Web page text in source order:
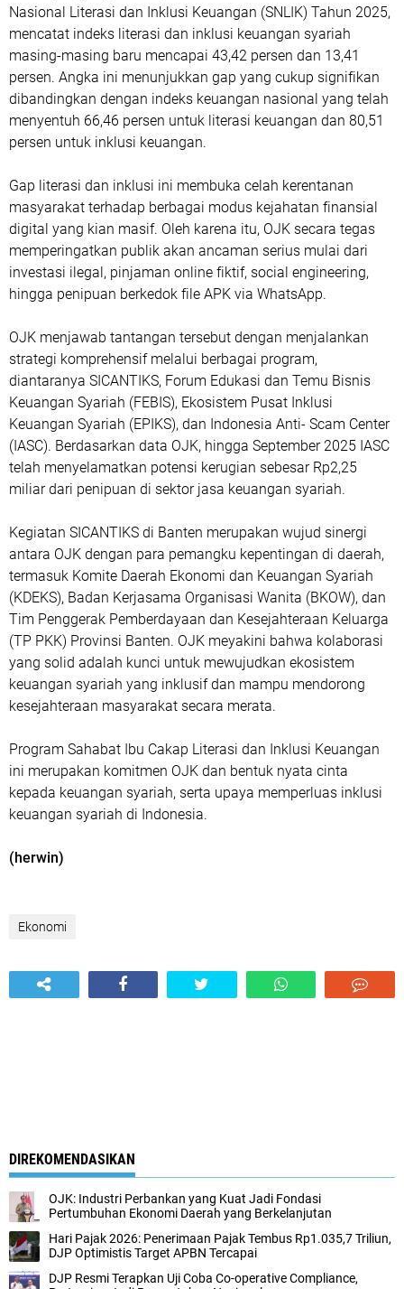
Nasional Literasi dan Inklusi Keuangan (SNLIK) Tahun 2025,
mencatat indeks literasi dan inklusi keuangan syariah
masing-masing baru mencapai 43,42 persen dan 13,41
persen. Angka ini menunjukkan gap yang cukup signifikan
dibandingkan dengan indeks keuangan nasional yang telah
menyentuh 66,46 persen untuk literasi keuangan dan 80,51
persen untuk inklusi keuangan.
Gap literasi dan inklusi ini membuka celah kerentanan
masyarakat terhadap berbagai modus kejahatan finansial
digital yang kian masif. Oleh karena itu, OJK secara tegas
memperingatkan publik akan ancaman serius mulai dari
investasi ilegal, pinjaman online fiktif, social engineering,
hingga penipuan berkedok file APK via WhatsApp.
OJK menjawab tantangan tersebut dengan menjalankan
strategi komprehensif melalui berbagai program,
diantaranya SICANTIKS, Forum Edukasi dan Temu Bisnis
Keuangan Syariah (FEBIS), Ekosistem Pusat Inklusi
Keuangan Syariah (EPIKS), dan Indonesia Anti- Scam Center
(IASC). Berdasarkan data OJK, hingga September 2025 IASC
telah menyelamatkan potensi kerugian sebesar Rp2,25
miliar dari penipuan di sektor jasa keuangan syariah.
Kegiatan SICANTIKS di Banten merupakan wujud sinergi
antara OJK dengan para pemangku kepentingan di daerah,
termasuk Komite Daerah Ekonomi dan Keuangan Syariah
(KDEKS), Badan Kerjasama Organisasi Wanita (BKOW), dan
Tim Penggerak Pemberdayaan dan Kesejahteraan Keluarga
(TP PKK) Provinsi Banten. OJK meyakini bahwa kolaborasi
yang solid adalah kunci untuk mewujudkan ekosistem
keuangan syariah yang inklusif dan mampu mendorong
kesejahteraan masyarakat secara merata.
Program Sahabat Ibu Cakap Literasi dan Inklusi Keuangan
ini merupakan komitmen OJK dan bentuk nyata cinta
kepada keuangan syariah, serta upaya memperluas inklusi
keuangan syariah di Indonesia.
(herwin)
Ekonomi
DIREKOMENDASIKAN
OJK: Industri Perbankan yang Kuat Jadi Fondasi
Pertumbuhan Ekonomi Daerah yang Berkelanjutan
Hari Pajak 2026: Penerimaan Pajak Tembus Rp1.035,7 Triliun,
DJP Optimistis Target APBN Tercapai
DJP Resmi Terapkan Uji Coba Co-operative Compliance,